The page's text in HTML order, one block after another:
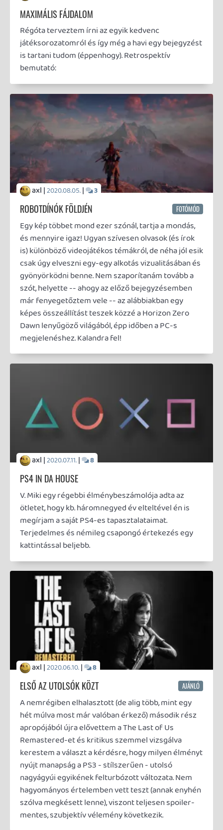
mentes, szubjektív vélemény következik.
axl |2016.12.29. 11
Ugyan már hosszú ideje nem vagyok aktív tagja a
közösségnek, mégis épp ma van 10 éve, hogy a
Gamer365-re regisztráltam és erről
mindenképpen szerettem volna röviden
megemlékezni, egyszersmind megköszönni a sok
érdekes hírt, cikket, vitát, segítséget, eszmecserét,
jóízű beszélgetést és az összes élményt, amit ez idő
alatt volt szerencsém átélni. Talán csöpögősen
hangzik, de sokat jelent számomra az oldal és
nagyon örülök, hogy mindennek a részese lehettem,
szóval még egyszer: köszönöm!
axl |2013.10.18.| 42
NYEREMÉNYJÁTÉK UPDATE
Szeretnél 14 napos PS Plus-tagságot nyerni? Naná,
hogy szeretnél!